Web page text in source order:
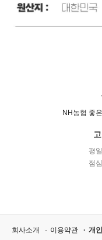
NH농협 좋
평
점
회사소개 이용약관 개